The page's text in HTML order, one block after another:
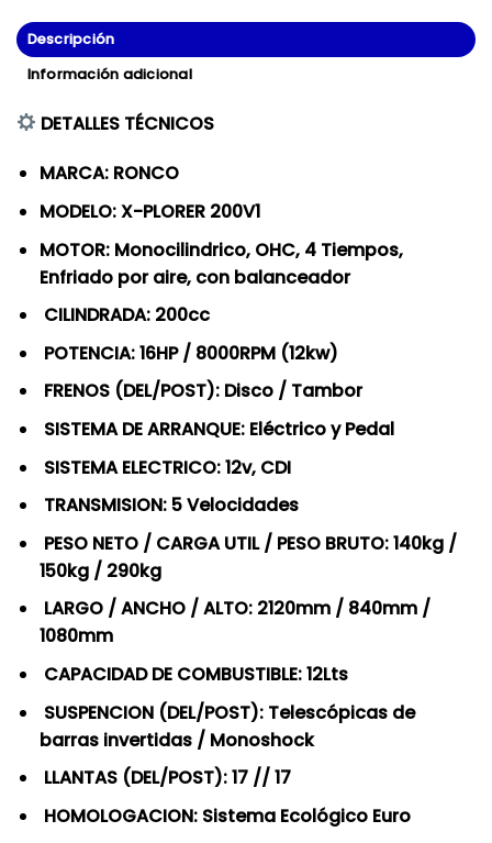
Descripción
Información adicional
DETALLES TÉCNICOS
MARCA: RONCO
MODELO: X-PLORER 200V1
MOTOR: Monocilindrico, OHC, 4 Tiempos,
Enfriado por aire, con balanceador
CILINDRADA: 200cc
POTENCIA: 16HP / 8000RPM (12kw)
FRENOS (DEL/POST): Disco / Tambor
SISTEMA DE ARRANQUE: Eléctrico y Pedal
SISTEMA ELECTRICO: 12v, CDI
TRANSMISION: 5 Velocidades
PESO NETO / CARGA UTIL / PESO BRUTO: 140kg /
150kg / 290kg
LARGO / ANCHO / ALTO: 2120mm / 840mm /
1080mm
CAPACIDAD DE COMBUSTIBLE: 12Lts
SUSPENCION (DEL/POST): Telescópicas de
barras invertidas / Monoshock
LLANTAS (DEL/POST): 17 // 17
HOMOLOGACION: Sistema Ecológico Euro